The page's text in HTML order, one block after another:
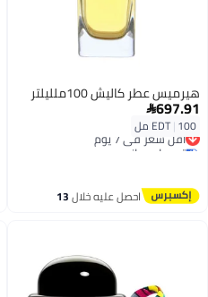
هيرميس عطر كاليش 100ملليلتر
697.91
EDT|100 ملأقل سعر في 7 يوم
توصيل مجاني
احصل عليه خلال13